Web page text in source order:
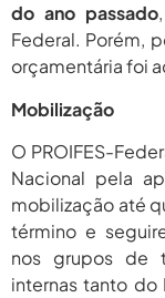
do ano passado
Federal. Porém,
orçamentária foi
Mobilização
O PROIFES-
Nacional pela
mobilização até
término e
nos grupos de
internas tanto do